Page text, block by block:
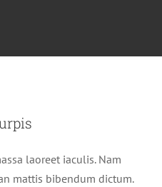
Design
laoreet iaculis. Nam
mattis bibendum dictum.